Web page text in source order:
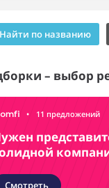
Найти по названию
– выбор
• 11 предложений
Смотреть